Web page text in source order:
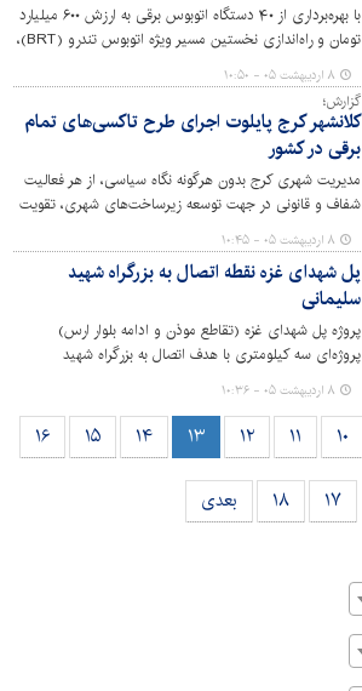
با بهره‌برداری از ۴۰ دستگاه اتوبوس برقی به ارزش ۶۰۰ میلیارد
تومان و راه‌اندازی نخستین مسیر ویژه اتوبوس تندرو (BRT)،
شهر کرج وارد مرحله جدیدی از توسعه ناوگان حمل‌ونقل
عمومی خود شده است.
۸ اردیبهشت ۰۵ - ۱۰:۵۰
گزارش؛
کلانشهر کرج پایلوت اجرای طرح تاکسی‌های تمام
برقی در کشور
مدیریت شهری کرج بدون هرگونه نگاه سیاسی، از هر فعالیت
شفاف و قانونی در جهت توسعه زیرساخت‌های شهری، تقویت
آبادانی و محرومیت‌زدایی استقبال می‌کند و هدف اصلی،
حمایت همه‌جانبه از سرمایه‌گذاران و فعالان حوزه حمل و نقل
پاک است.
۸ اردیبهشت ۰۵ - ۱۰:۴۵
پل شهدای غزه نقطه اتصال به بزرگراه شهید
سلیمانی
پروژه‌ پل شهدای غزه (تقاطع موذن و ادامه بلوار ارس)
پروژه‌ای سه کیلومتری با هدف اتصال به بزرگراه شهید
سلیمانی و تسهیل در تردد شهروندان است.
۸ اردیبهشت ۰۵ - ۱۰:۳۶
۱۰ ۱۱ ۱۲ ۱۳ ۱۴ ۱۵ ۱۶
۱۷ ۱۸ بعدی